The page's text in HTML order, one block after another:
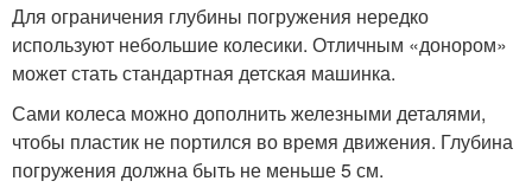
Для ограничения глубины погружения нередко
используют небольшие колесики. Отличным «донором»
может стать стандартная детская машинка.
Сами колеса можно дополнить железными деталями,
чтобы пластик не портился во время движения. Глубина
погружения должна быть не меньше 5 см.